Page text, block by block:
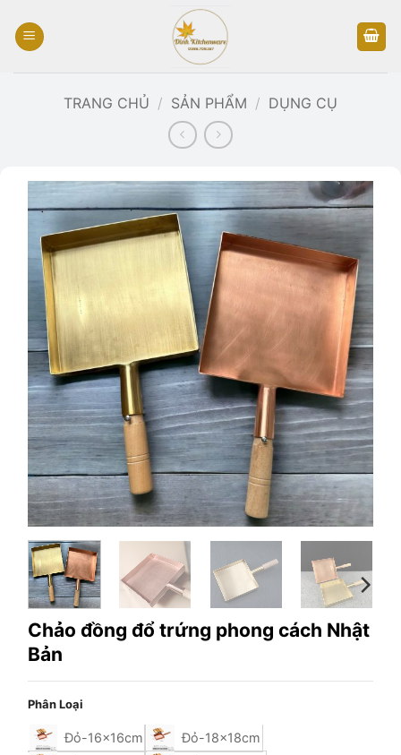
qua
dung
TRANG CHỦ / SẢN PHẨM / DỤNG CỤ
Chảo đồng đổ trứng phong cách Nhật
Bản
Phân Loại
Đỏ-16x16cm
Đỏ-18x18cm